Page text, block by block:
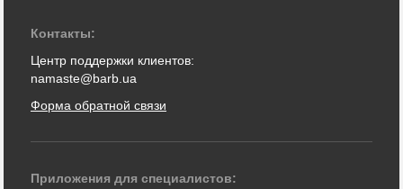
Контакты:
Центр поддержки клиентов:
namaste@barb.ua
Форма обратной связи
Приложения для специалистов: